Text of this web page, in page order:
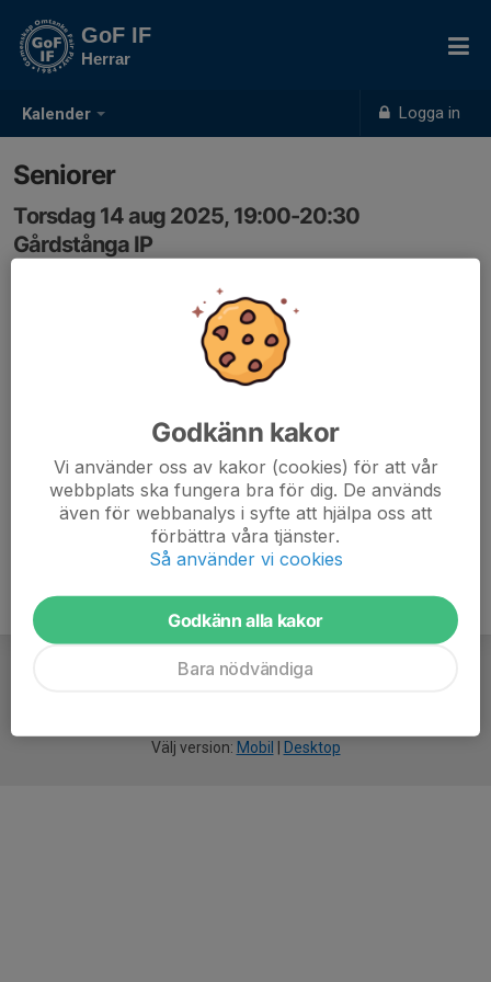
Kalender Logga in
GoF IF
Herrar
Seniorer
Torsdag 14 aug 2025, 19:00-20:30
Gårdstånga IP
Välj version: Mobil Desktop
Godkänn kakor
Vi använder oss av kakor (cookies) för att vår
webbplats ska fungera bra för dig. De används
även för webbanalys i syfte att hjälpa oss att
förbättra våra tjänster.
Så använder vi cookies
Godkänn alla kakor
Bara nödvändiga